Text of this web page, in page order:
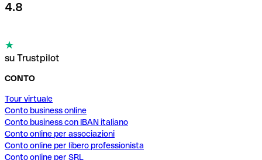
4.8
su Trustpilot
CONTO
Tour virtuale
Conto business online
Conto business con IBAN italiano
Conto online per associazioni
Conto online per libero professionista
Conto online per SRL